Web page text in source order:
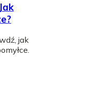
jak